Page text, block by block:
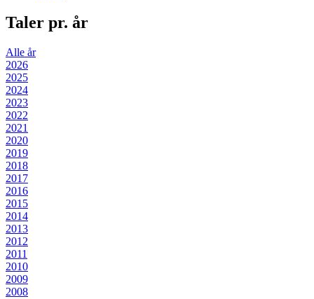
Taler pr. år
Alle år
2026
2025
2024
2023
2022
2021
2020
2019
2018
2017
2016
2015
2014
2013
2012
2011
2010
2009
2008